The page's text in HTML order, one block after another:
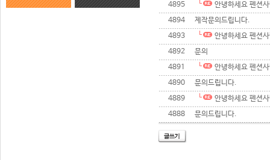
4895
안녕하세요 펜션
4894
제작문의드립니다.
4893
안녕하세요 펜션
4892
문의
4891
안녕하세요 펜션
4890
문의드립니다.
4889
안녕하세요 펜션
4888
문의드립니다.